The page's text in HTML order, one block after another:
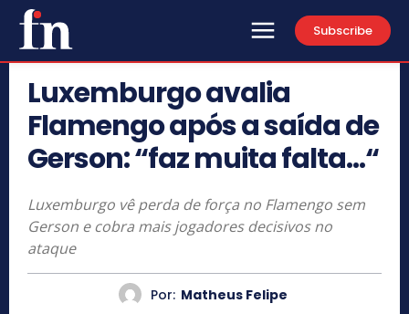
Subscribe
Luxemburgo avalia
Flamengo após a saída de
Gerson: “faz muita falta…“
Luxemburgo vê perda de força no Flamengo sem
Gerson e cobra mais jogadores decisivos no
ataque
Por: Matheus Felipe